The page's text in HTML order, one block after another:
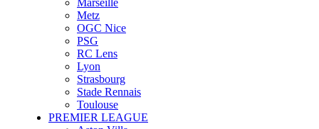
Marseille
Metz
OGC Nice
PSG
RC Lens
Lyon
Strasbourg
Stade Rennais
Toulouse
PREMIER LEAGUE